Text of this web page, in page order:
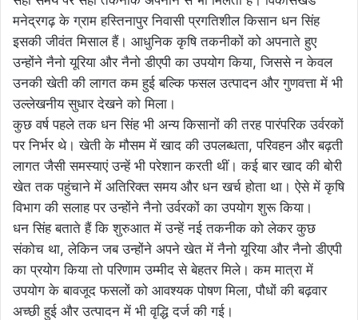
मनेद्रगढ़ के ग्राम हस्तिनापुर निवासी प्रगतिशील किसान धन सिंह
इसकी जीवंत मिसाल हैं। आधुनिक कृषि तकनीकों को अपनाते हुए
उन्होंने नैनो यूरिया और नैनो डीएपी का उपयोग किया, जिससे न केवल
उनकी खेती की लागत कम हुई बल्कि फसल उत्पादन और गुणवत्ता में भी
उल्लेखनीय सुधार देखने को मिला।
कुछ वर्ष पहले तक धन सिंह भी अन्य किसानों की तरह पारंपरिक उर्वरकों
पर निर्भर थे। खेती के मौसम में खाद की उपलब्धता, परिवहन और बढ़ती
लागत जैसी समस्याएं उन्हें भी परेशान करती थीं। कई बार खाद की बोरी
खेत तक पहुंचाने में अतिरिक्त समय और धन खर्च होता था। ऐसे में कृषि
विभाग की सलाह पर उन्होंने नैनो उर्वरकों का उपयोग शुरू किया।
धन सिंह बताते हैं कि शुरुआत में उन्हें नई तकनीक को लेकर कुछ
संकोच था, लेकिन जब उन्होंने अपने खेत में नैनो यूरिया और नैनो डीएपी
का प्रयोग किया तो परिणाम उम्मीद से बेहतर मिले। कम मात्रा में
उपयोग के बावजूद फसलों को आवश्यक पोषण मिला, पौधों की बढ़वार
अच्छी हुई और उत्पादन में भी वृद्धि दर्ज की गई।